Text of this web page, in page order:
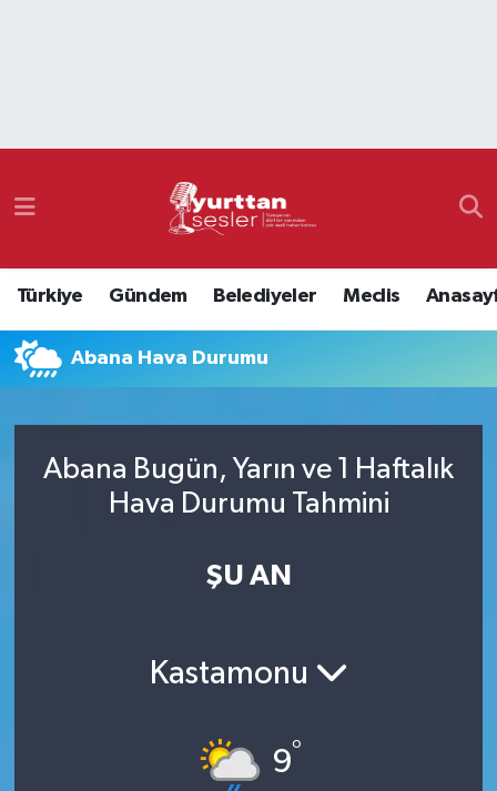
Türkiye Gündem Belediyeler Meclis
Abana Hava Durumu
Abana Bugün, Yarın ve 1 Haftalık
Hava Durumu Tahmini
ŞU AN
Kastamonu
9°
Namaz Vakitleri
Süper Lig Puan Durumu ve Fikstür
Tüm Manşetler
Son Dakika Haberleri
Haber Arşivi